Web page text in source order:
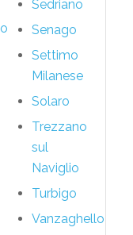
Sedriano
Senago
Settimo
Milanese
Solaro
Trezzano
sul
Naviglio
Turbigo
Vanzaghello